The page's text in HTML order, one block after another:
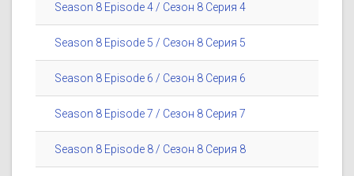
Season 8 Episode 4 / Сезон 8 Серия 4
Season 8 Episode 5 / Сезон 8 Серия 5
Season 8 Episode 6 / Сезон 8 Серия 6
Season 8 Episode 7 / Сезон 8 Серия 7
Season 8 Episode 8 / Сезон 8 Серия 8